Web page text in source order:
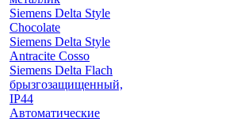
Siemens Delta Style
Chocolate
Siemens Delta Style
Antracite Cosso
Siemens Delta Flach
брызгозащищенный,
IP44
Автоматические